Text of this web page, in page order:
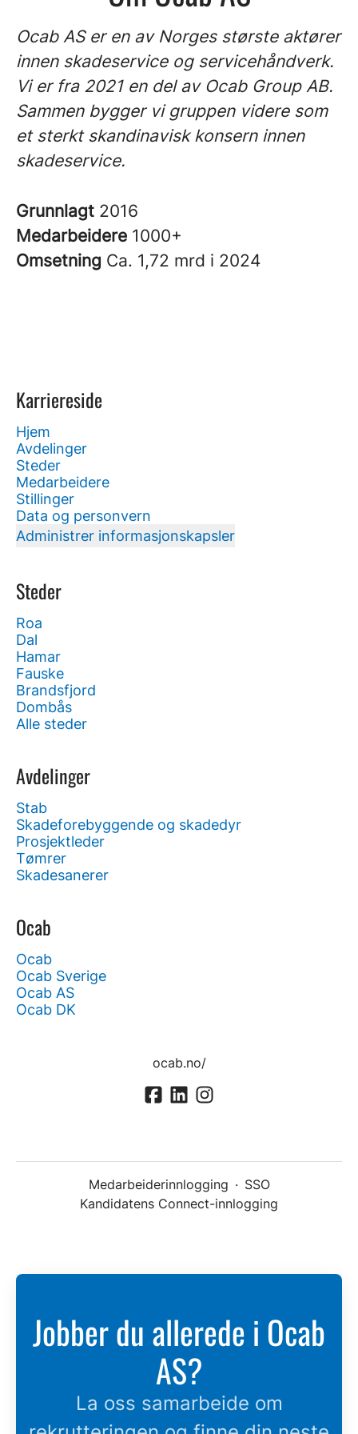
Ocab AS er en av Norges største aktører
innen skadeservice og servicehåndverk.
Vi er fra 2021 en del av Ocab Group AB.
Sammen bygger vi gruppen videre som
et sterkt skandinavisk konsern innen
skadeservice.
Grunnlagt 2016
Medarbeidere 1000+
Omsetning Ca. 1,72 mrd i 2024
Karriereside
Hjem
Avdelinger
Steder
Medarbeidere
Stillinger
Data og personvern
Administrer informasjonskapsler
Steder
Roa
Dal
Hamar
Fauske
Brandsfjord
Dombås
Alle steder
Avdelinger
Stab
Skadeforebyggende og skadedyr
Prosjektleder
Tømrer
Skadesanerer
Ocab
Ocab
Ocab Sverige
Ocab AS
Ocab DK
ocab.no/
Medarbeiderinnlogging · SSO
Kandidatens Connect-innlogging
Jobber du allerede i Ocab
AS?
La oss samarbeide om